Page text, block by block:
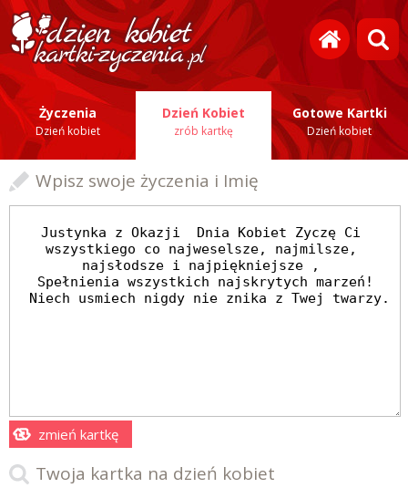
Życzenia
Dzień kobiet
Dzień Kobiet
zrób kartkę
Gotowe Kartki
Dzień kobiet
Wpisz swoje życzenia i Imię
zmień kartkę
Twoja kartka na dzień kobiet